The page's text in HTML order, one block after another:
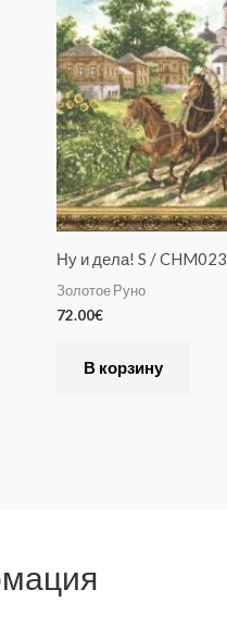
Ну и дела! S / CHM023
Золотое Руно
72.00€
В корзину